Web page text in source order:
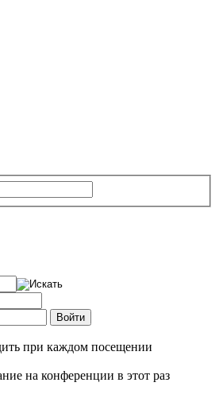
при каждом посещении
на конференции в этот раз